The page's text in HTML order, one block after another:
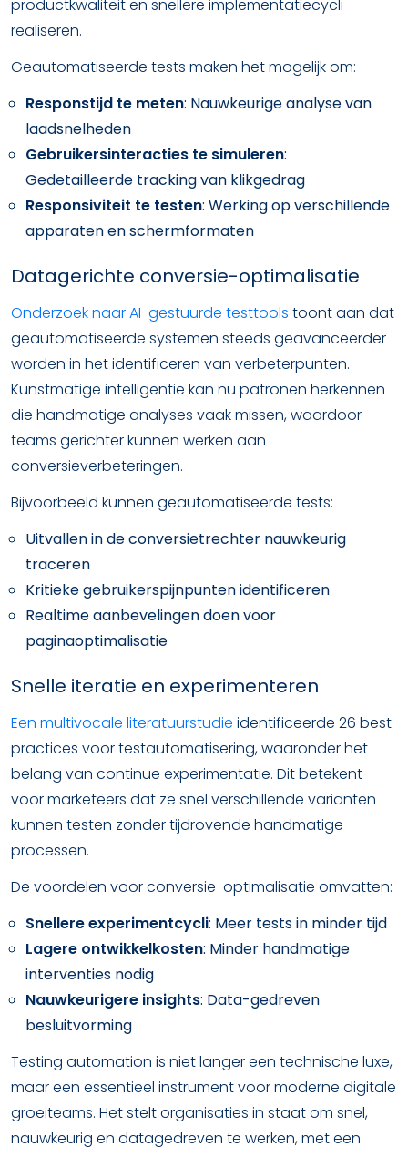
productkwaliteit en snellere implementatiecycli
realiseren.
Geautomatiseerde tests maken het mogelijk om:
Responstijd te meten: Nauwkeurige analyse van
laadsnelheden
Gebruikersinteracties te simuleren:
Gedetailleerde tracking van klikgedrag
Responsiviteit te testen: Werking op verschillende
apparaten en schermformaten
Datagerichte conversie-optimalisatie
Onderzoek naar AI-gestuurde testtools toont aan dat
geautomatiseerde systemen steeds geavanceerder
worden in het identificeren van verbeterpunten.
Kunstmatige intelligentie kan nu patronen herkennen
die handmatige analyses vaak missen, waardoor
teams gerichter kunnen werken aan
conversieverbeteringen.
Bijvoorbeeld kunnen geautomatiseerde tests:
Uitvallen in de conversietrechter nauwkeurig
traceren
Kritieke gebruikerspijnpunten identificeren
Realtime aanbevelingen doen voor
paginaoptimalisatie
Snelle iteratie en experimenteren
Een multivocale literatuurstudie identificeerde 26 best
practices voor testautomatisering, waaronder het
belang van continue experimentatie. Dit betekent
voor marketeers dat ze snel verschillende varianten
kunnen testen zonder tijdrovende handmatige
processen.
De voordelen voor conversie-optimalisatie omvatten:
Snellere experimentcycli: Meer tests in minder tijd
Lagere ontwikkelkosten: Minder handmatige
interventies nodig
Nauwkeurigere insights: Data-gedreven
besluitvorming
Testing automation is niet langer een technische luxe,
maar een essentieel instrument voor moderne digitale
groeiteams. Het stelt organisaties in staat om snel,
nauwkeurig en datagedreven te werken, met een